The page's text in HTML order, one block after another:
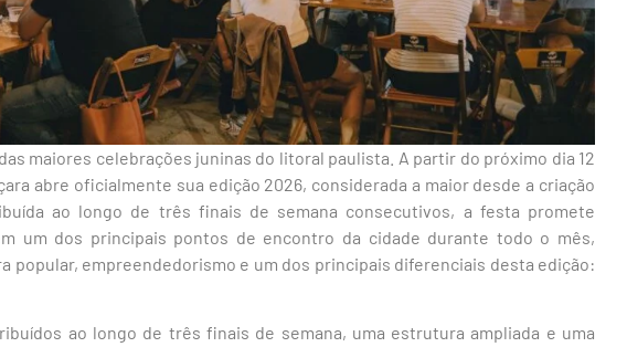
maiores celebrações juninas do litoral paulista. A partir do próximo dia 12
abre oficialmente sua edição 2026, considerada a maior desde a criação
ao longo de três finais de semana consecutivos, a festa promete
um dos principais pontos de encontro da cidade durante todo o mês,
popular, empreendedorismo e um dos principais diferenciais desta edição:
ao longo de três finais de semana, uma estrutura ampliada e uma